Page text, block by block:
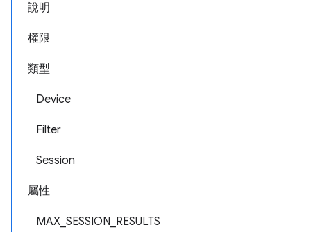
說明
權限
類型
Device
Filter
Session
屬性
MAX_SESSION_RESULTS